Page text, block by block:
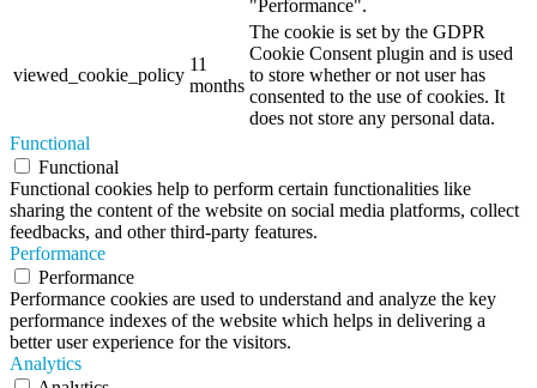
"Performance".
viewed_cookie_policy
11
months
The cookie is set by the GDPR
Cookie Consent plugin and is used
to store whether or not user has
consented to the use of cookies. It
does not store any personal data.
Functional
Functional
Functional cookies help to perform certain functionalities like
sharing the content of the website on social media platforms, collect
feedbacks, and other third-party features.
Performance
Performance
Performance cookies are used to understand and analyze the key
performance indexes of the website which helps in delivering a
better user experience for the visitors.
Analytics